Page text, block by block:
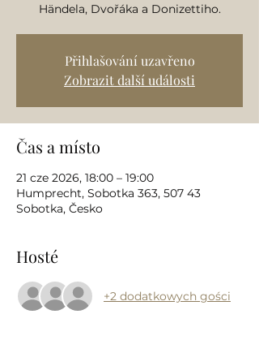
Händela, Dvořáka a Donizettiho.
Přihlašování uzavřeno
Zobrazit další události
Čas a místo
21 cze 2026, 18:00 – 19:00
Humprecht, Sobotka 363, 507 43
Sobotka, Česko
Hosté
+2 dodatkowych gości